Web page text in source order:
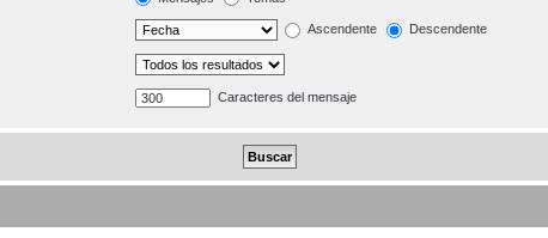
Ascendente Descendente
Caracteres del mensaje